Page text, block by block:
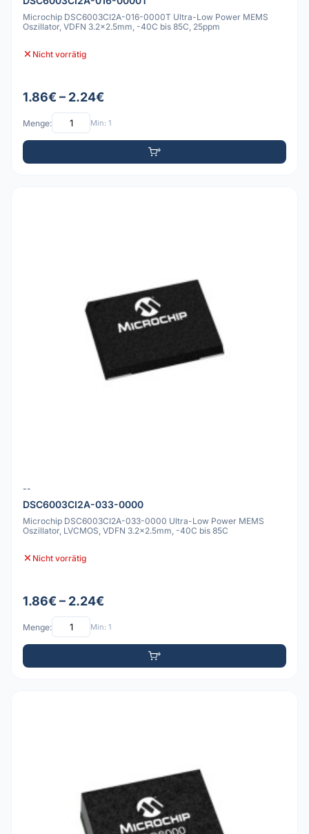
Microchip DSC6003CI2A-016-0000T Ultra-Low Power MEMS
Oszillator, VDFN 3.2x2.5mm, -40C bis 85C, 25ppm
Nicht vorrätig
1.86€ – 2.24€
Menge: Min: 1
--
DSC6003CI2A-033-0000
Microchip DSC6003CI2A-033-0000 Ultra-Low Power MEMS
Oszillator, LVCMOS, VDFN 3.2x2.5mm, -40C bis 85C
Nicht vorrätig
1.86€ – 2.24€
Menge: Min: 1